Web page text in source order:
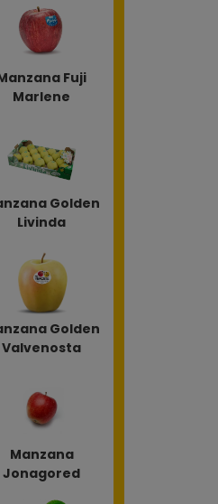
Fuji
Marlene
Golden
Livinda
Golden
Valvenosta
Manzana
Jonagored